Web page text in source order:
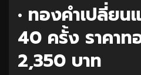
• ทองคำเปลี่ย
40 ครั้ง ราคา
2,350 บาท